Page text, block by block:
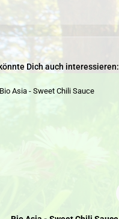
überspringen
Dich auch interessieren: